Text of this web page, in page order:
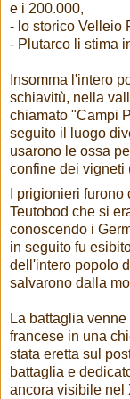
e i 200.000,
- lo storico Velleio
- Plutarco li stima
Insomma l'intero
schiavitù, nella
chiamato "Campi
seguito il luogo
usarono le ossa
confine dei vigneti
I prigionieri
Teutobod che si
conoscendo i
in seguito fu
dell'intero popolo
salvarono dalla
La battaglia
francese in una
stata eretta sul
battaglia e
ancora visibile nel